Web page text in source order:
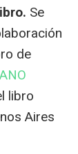
Se
de
libro
Aires